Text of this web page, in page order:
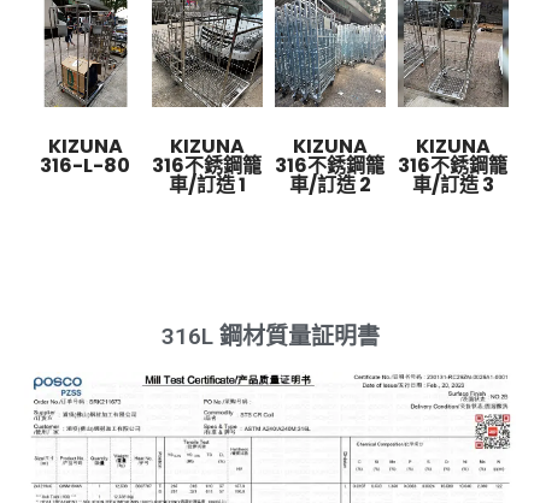
KIZUNA
316-L-80
KIZUNA
316不銹鋼籠
車/訂造 1
KIZUNA
316不銹鋼籠
車/訂造 2
KIZUNA
316不銹鋼籠
車/訂造 3
316L 鋼材質量証明書